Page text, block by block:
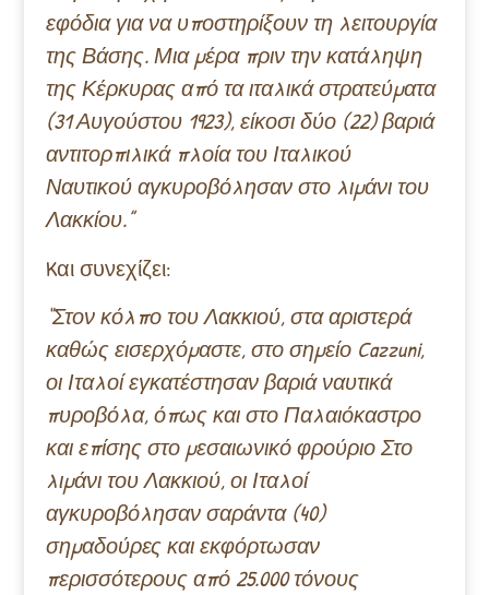
εφόδια για να υποστηρίξουν τη λειτουργία
της Βάσης. Μια μέρα πριν την κατάληψη
της Κέρκυρας από τα ιταλικά στρατεύματα
(31 Αυγούστου 1923), είκοσι δύο (22) βαριά
αντιτορπιλικά πλοία του Ιταλικού
Ναυτικού αγκυροβόλησαν στο λιμάνι του
Λακκίου.”
Kαι συνεχίζει:
“Στον κόλπο του Λακκιού, στα αριστερά
καθώς εισερχόμαστε, στο σημείο Cazzuni,
οι Ιταλοί εγκατέστησαν βαριά ναυτικά
πυροβόλα, όπως και στο Παλαιόκαστρο
και επίσης στο μεσαιωνικό φρούριο Στο
λιμάνι του Λακκιού, οι Ιταλοί
αγκυροβόλησαν σαράντα (40)
σημαδούρες και εκφόρτωσαν
περισσότερους από 25.000 τόνους